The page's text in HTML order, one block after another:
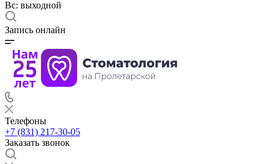
Вс: выходной
Запись онлайн
Телефоны
+7 (831) 217-30-05
Заказать звонок